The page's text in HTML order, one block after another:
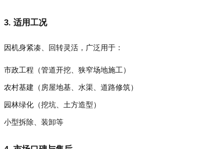
3. 适用工况
因机身紧凑、回转灵活，广泛用于：
市政工程（管道开挖、狭窄场地施工）
农村基建（房屋地基、水渠、道路修筑）
园林绿化（挖坑、土方造型）
小型拆除、装卸等